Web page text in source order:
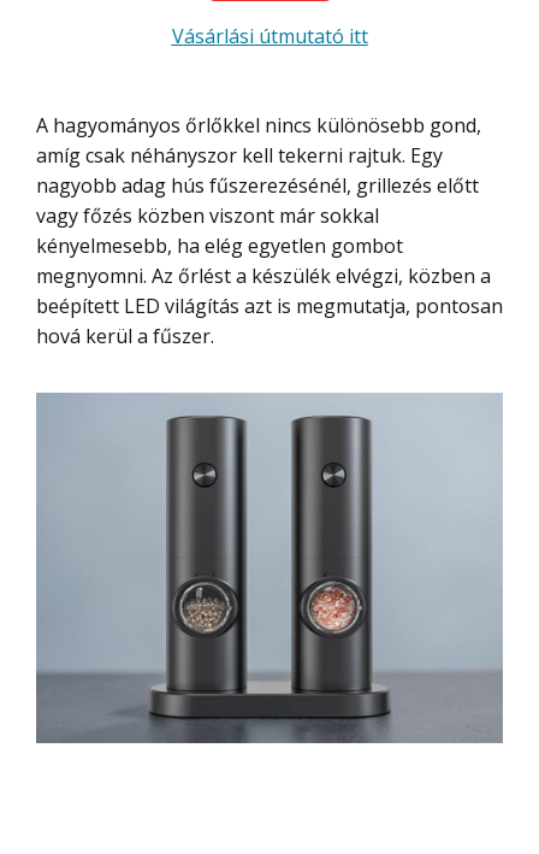
Vásárlási útmutató itt
A hagyományos őrlőkkel nincs különösebb gond,
amíg csak néhányszor kell tekerni rajtuk. Egy
nagyobb adag hús fűszerezésénél, grillezés előtt
vagy főzés közben viszont már sokkal
kényelmesebb, ha elég egyetlen gombot
megnyomni. Az őrlést a készülék elvégzi, közben a
beépített LED világítás azt is megmutatja, pontosan
hová kerül a fűszer.